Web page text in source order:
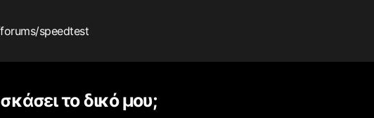
/speedtest
το δικό μου;